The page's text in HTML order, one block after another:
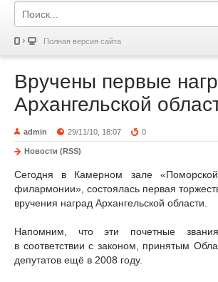
Полная версия сайта
Вручены первые
Архангельской
admin 29/11/10, 18:07 0
Новости (RSS)
Сегодня в Камерном зале «Поморской
филармонии», состоялась первая
вручения наград Архангельской области.
Напомним, что эти почетные
в соответствии с законом, принятым
депутатов ещё в 2008 году.